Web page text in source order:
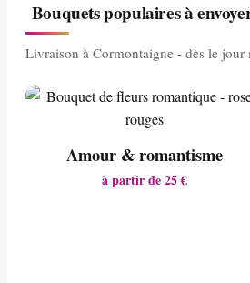
Bouquets populaires à
Livraison à Cormontaigne - dès le jour
Amour & romantisme
à partir de 25 €